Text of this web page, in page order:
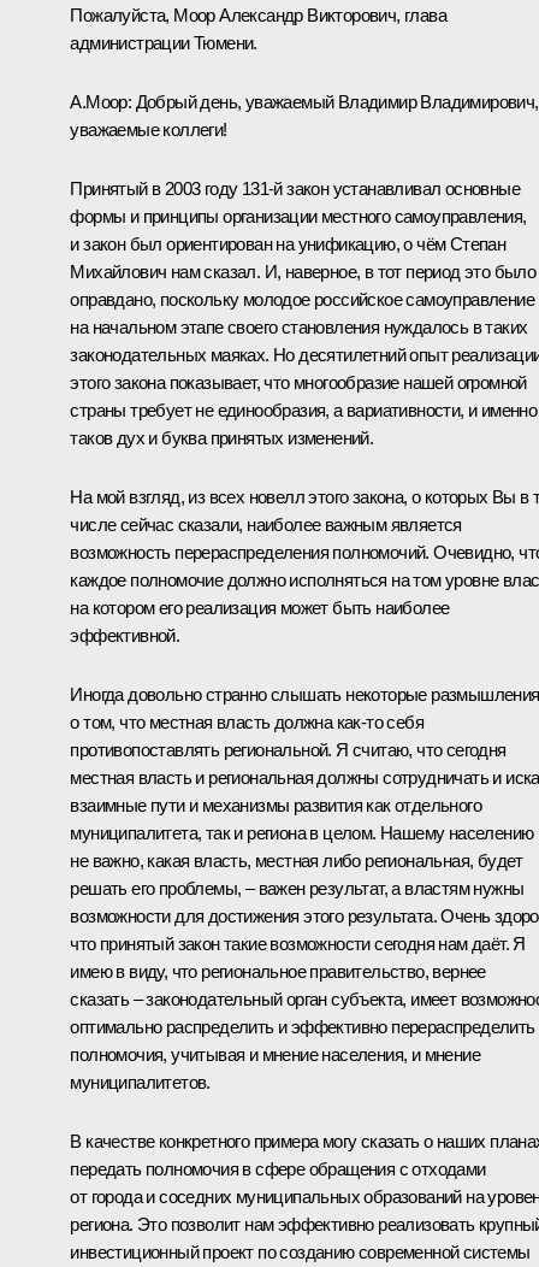
Пожалуйста, Моор Александр Викторович, глава
администрации Тюмени.
А.Моор: Добрый день, уважаемый Владимир Владимирович,
уважаемые коллеги!
Принятый в 2003 году 131-й закон устанавливал основные
формы и принципы организации местного самоуправления,
и закон был ориентирован на унификацию, о чём Степан
Михайлович нам сказал. И, наверное, в тот период это было
оправдано, поскольку молодое российское самоуправление
на начальном этапе своего становления нуждалось в таких
законодательных маяках. Но десятилетний опыт
этого закона показывает, что многообразие нашей огромной
страны требует не единообразия, а вариативности, и именно
таков дух и буква принятых изменений.
На мой взгляд, из всех новелл этого закона, о которых Вы в
числе сейчас сказали, наиболее важным является
возможность перераспределения полномочий. Очевидно,
каждое полномочие должно исполняться на том уровне
на котором его реализация может быть наиболее
эффективной.
Иногда довольно странно слышать некоторые размышления
о том, что местная власть должна как‑то себя
противопоставлять региональной. Я считаю, что сегодня
местная власть и региональная должны сотрудничать и
взаимные пути и механизмы развития как отдельного
муниципалитета, так и региона в целом. Нашему населению
не важно, какая власть, местная либо региональная, будет
решать его проблемы, – важен результат, а властям нужны
возможности для достижения этого результата. Очень
что принятый закон такие возможности сегодня нам даёт. Я
имею в виду, что региональное правительство, вернее
сказать – законодательный орган субъекта, имеет
оптимально распределить и эффективно перераспределить
полномочия, учитывая и мнение населения, и мнение
муниципалитетов.
В качестве конкретного примера могу сказать о наших
передать полномочия в сфере обращения с отходами
от города и соседних муниципальных образований на
региона. Это позволит нам эффективно реализовать
инвестиционный проект по созданию современной системы